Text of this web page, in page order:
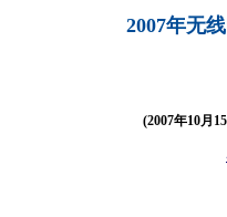
2007年无
(2007年10月